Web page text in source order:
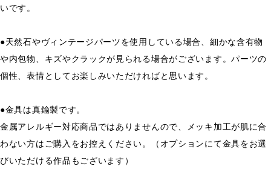
いです。
●天然石やヴィンテージパーツを使用している場合、細かな含有物
や内包物、キズやクラックが見られる場合がございます。パーツの
個性、表情としてお楽しみいただければと思います。
●金具は真鍮製です。
金属アレルギー対応商品ではありませんので、メッキ加工が肌に合
わない方はご購入をお控えください。（オプションにて金具をお選
びいただける作品もございます）